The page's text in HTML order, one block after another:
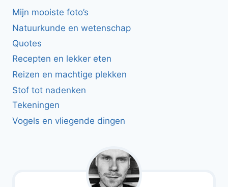
Mijn mooiste foto’s
Natuurkunde en wetenschap
Quotes
Recepten en lekker eten
Reizen en machtige plekken
Stof tot nadenken
Tekeningen
Vogels en vliegende dingen